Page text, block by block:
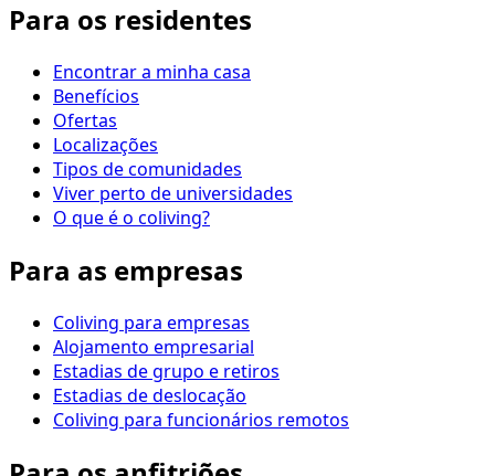
Para os residentes
Encontrar a minha casa
Benefícios
Ofertas
Localizações
Tipos de comunidades
Viver perto de universidades
O que é o coliving?
Para as empresas
Coliving para empresas
Alojamento empresarial
Estadias de grupo e retiros
Estadias de deslocação
Coliving para funcionários remotos